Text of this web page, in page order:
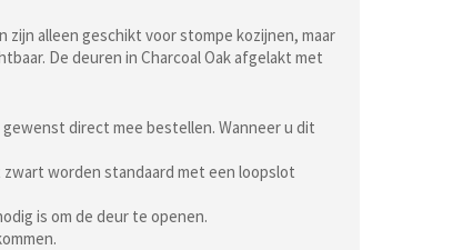
alleen geschikt voor stompe kozijnen, maar
De deuren in Charcoal Oak afgelakt met
direct mee bestellen. Wanneer u dit
zwart worden standaard met een loopslot
is om de deur te openen.